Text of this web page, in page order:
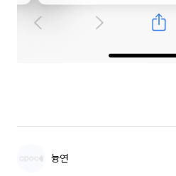
늉연